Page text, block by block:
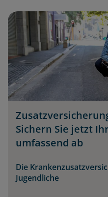
Sichern Sie jetzt
umfassend ab
Die
Jugendliche